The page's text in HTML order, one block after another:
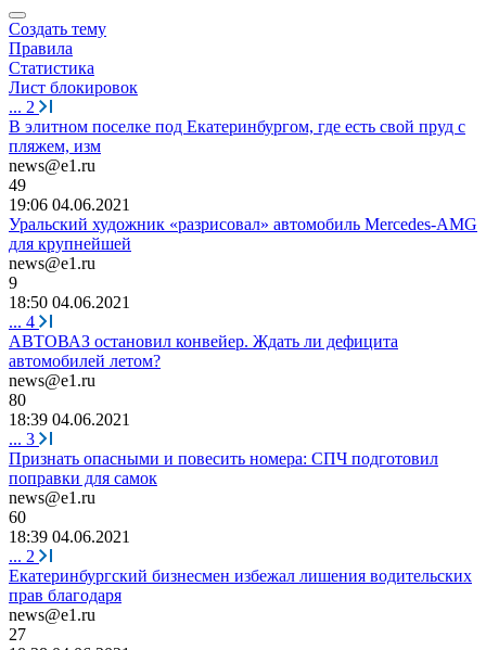
Создать тему
Правила
Статистика
Лист блокировок
... 2
В элитном поселке под Екатеринбургом, где есть свой пруд с
пляжем, изм
news@e1.ru
49
19:06 04.06.2021
Уральский художник «разрисовал» автомобиль Mercedes-AMG
для крупнейшей
news@e1.ru
9
18:50 04.06.2021
... 4
АВТОВАЗ остановил конвейер. Ждать ли дефицита
автомобилей летом?
news@e1.ru
80
18:39 04.06.2021
... 3
Признать опасными и повесить номера: СПЧ подготовил
поправки для самок
news@e1.ru
60
18:39 04.06.2021
... 2
Екатеринбургский бизнесмен избежал лишения водительских
прав благодаря
news@e1.ru
27